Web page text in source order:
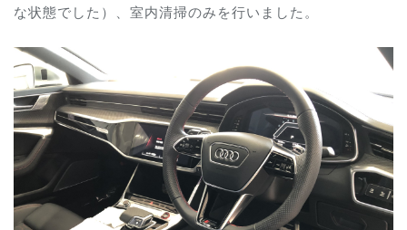
な状態でした）、室内清掃のみを行いました。